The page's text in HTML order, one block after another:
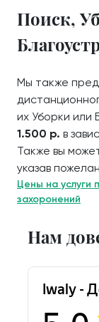
Поиск,
Мы также
их Уборки или
1.500 р. в
Также вы
указав
Цены на услуги
захоронений
Нам